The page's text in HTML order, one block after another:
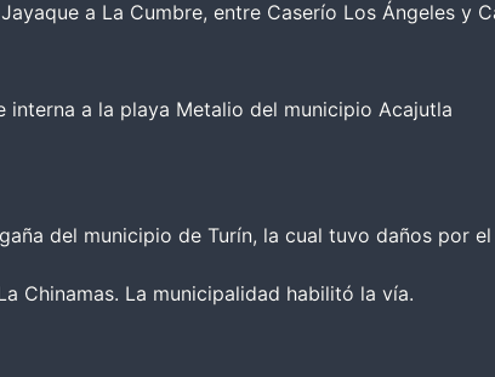
a La Cumbre, entre Caserío Los Ángeles y
interna a la playa Metalio del municipio Acajutla
del municipio de Turín, la cual tuvo daños por
Chinamas. La municipalidad habilitó la vía.